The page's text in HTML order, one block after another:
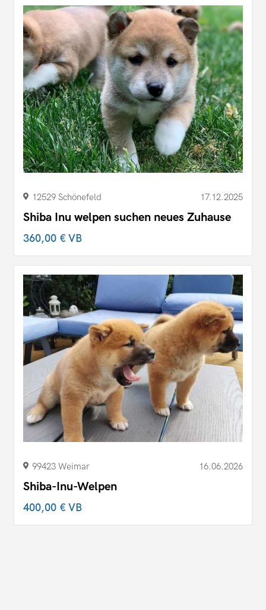
12529 Schönefeld 17.12.2025
Shiba Inu welpen suchen neues Zuhause
360,00 €VB
99423 Weimar 16.06.2026
Shiba-Inu-Welpen
400,00 €VB